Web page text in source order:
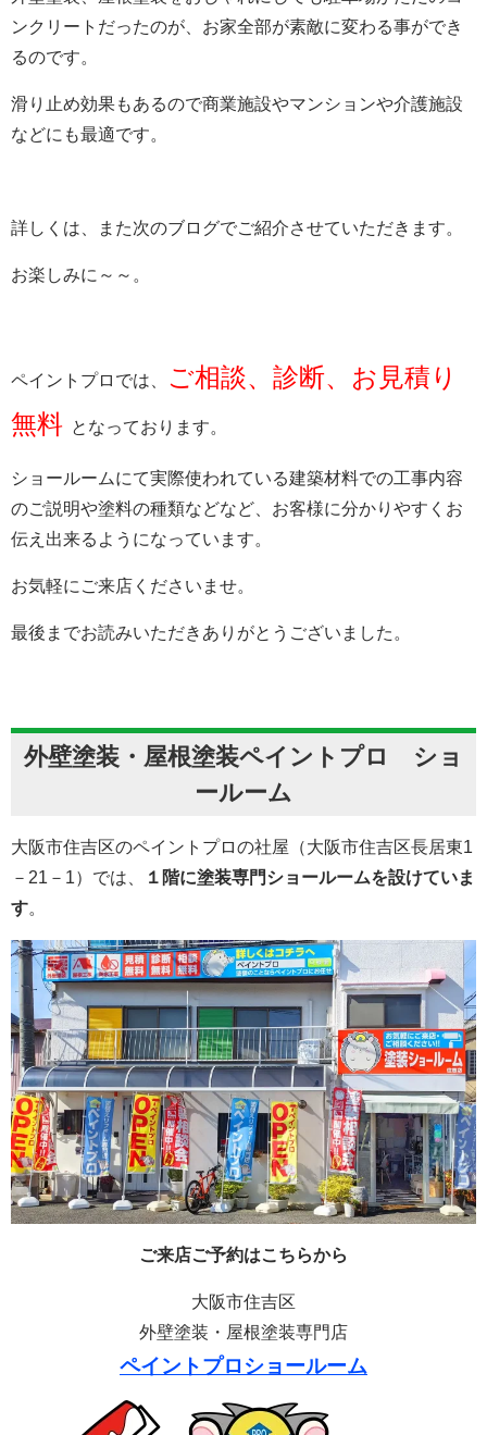
ンクリートだったのが、お家全部が素敵に変わる事ができ
るのです。
滑り止め効果もあるので商業施設やマンションや介護施設
などにも最適です。
詳しくは、また次のブログでご紹介させていただきます。
お楽しみに～～。
ペイントプロでは、
ご相談、診断、お見積り
無料 となっております。
ショールームにて実際使われている建築材料での工事内容
のご説明や塗料の種類などなど、お客様に分かりやすくお
伝え出来るようになっています。
お気軽にご来店くださいませ。
最後までお読みいただきありがとうございました。
外壁塗装・屋根塗装ペイントプロ ショ
ールーム
大阪市住吉区のペイントプロの社屋（大阪市住吉区長居東1
－21－1）では、
１階に塗装専門ショールームを設けていま
す。
ご来店ご予約はこちらから
大阪市住吉区
外壁塗装・屋根塗装専門店
ペイントプロショールーム